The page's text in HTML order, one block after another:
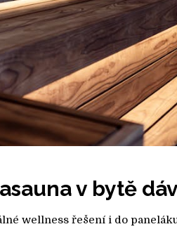
v bytě
wellness řešení i do